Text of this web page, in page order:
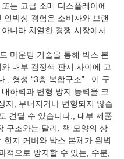
는 고급 소매 디스플레이에
박싱 경험은 소비자와 브랜
니라 치열한 경쟁 시장에서
마운팅 기술을 통해 박스 본
내부 검정색 판지 사이에 고
형성 “3층 복합구조” . 이 구
하력과 변형 방지 능력을 크
자, 무너지거나 변형되지 않습
견딜 수 있습니다., 내부 제품
구조와는 달리, 책 모양의 상
지 커버와 박스 본체가 완벽
적으로 방지할 수 있는, 수분,